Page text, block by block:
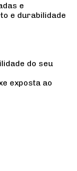
e
e durabilidade
do seu
exposta ao